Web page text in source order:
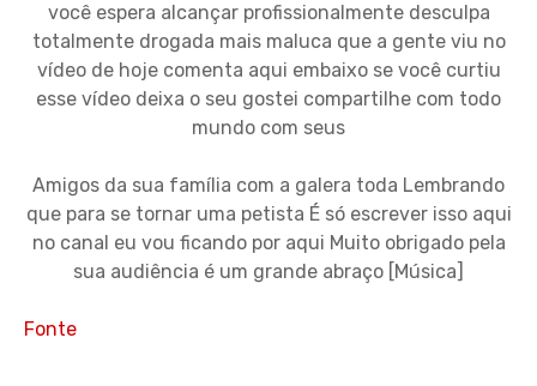
você espera alcançar profissionalmente desculpa
totalmente drogada mais maluca que a gente viu no
vídeo de hoje comenta aqui embaixo se você curtiu
esse vídeo deixa o seu gostei compartilhe com todo
mundo com seus
Amigos da sua família com a galera toda Lembrando
que para se tornar uma petista É só escrever isso aqui
no canal eu vou ficando por aqui Muito obrigado pela
sua audiência é um grande abraço [Música]
Fonte